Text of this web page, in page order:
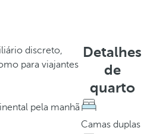
discreto,
para viajantes
pela manhã
Detalhes
de
quarto
Camas duplas